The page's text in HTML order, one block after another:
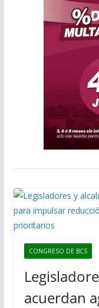
CONGRESO DE BCS
acuerdan